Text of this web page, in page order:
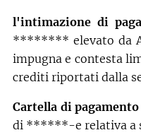
l'intimazione di
******** elevato da
impugna e contesta
crediti riportati dalla
Cartella di
di ******-e relativa a